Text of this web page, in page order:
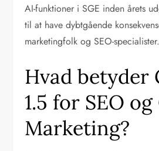
AI-funktioner i SGE inden årets
til at have dybtgående
marketingfolk og SEO-specialister.
Hvad betyder
1.5 for SEO
Marketing?